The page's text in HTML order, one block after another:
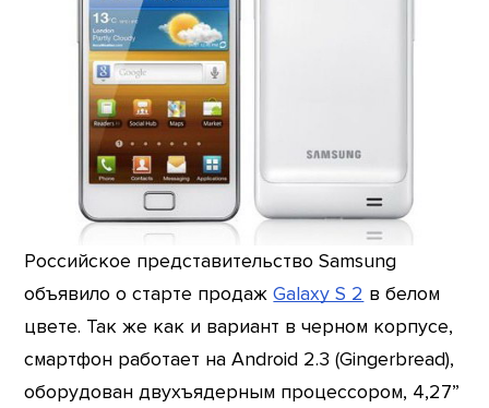
Российское представительство Samsung
объявило о старте продажGalaxy S 2 в белом
цвете. Так же как и вариант в черном корпусе,
смартфон работает на Android 2.3 (Gingerbread),
оборудован двухъядерным процессором, 4,27”